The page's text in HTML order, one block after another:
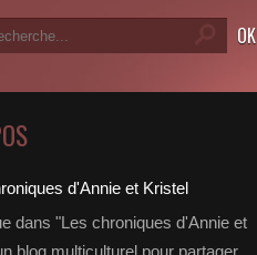
dans "Les chroniques d'Annie et
blog multiculturel pour partager